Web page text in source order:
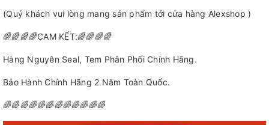
(Quý khách vui lòng mang sản phẩm tới cửa hàng Alexshop )
🌈🌈🌈🌈CAM KẾT:🌈🌈🌈🌈
Hàng Nguyên Seal, Tem Phân Phối Chính Hãng.
Bảo Hành Chính Hãng 2 Năm Toàn Quốc.
🌈🌈🌈🌈🌈🌈🌈🌈🌈🌈🌈🌈